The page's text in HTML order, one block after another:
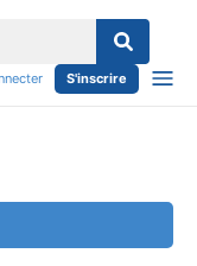
S'inscrire